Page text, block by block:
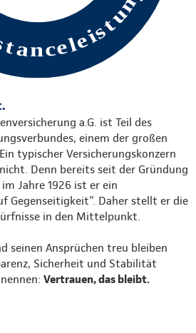
a.G. ist Teil des
einem der großen
typischer Versicherungskonzern
Denn bereits seit der Gründung
Jahre 1926 ist er ein
Gegenseitigkeit”. Daher stellt er die
in den Mittelpunkt.
seinen Ansprüchen treu bleiben
Sicherheit und Stabilität
Vertrauen, das bleibt.